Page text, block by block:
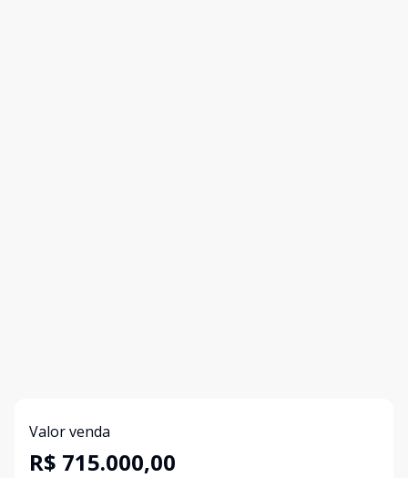
Valor venda
R$ 715.000,00